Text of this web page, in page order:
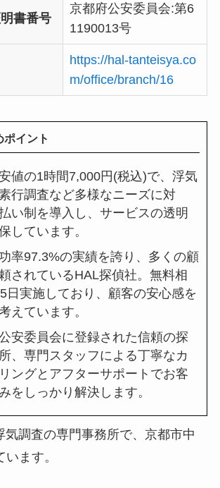
書番号
京都府公安委員会:第6
1190013号
https://hal-tanteisya.co
m/office/branch/16
ポイント
値の1時間7,000円(税込)で、浮気
行調査など多様なニーズに対
い制を導入し、サービスの透明
しています。
率97.3%の実績を誇り、多くの顧
されているHAL探偵社。無料相
日実施しており、顧客の安心感を
えています。
安委員会に登録された信頼の探
、専門スタッフによる丁寧なカ
ングとアフターサポートでお客
をしっかり解決します。
気調査の専門事務所で、京都市中
ます。